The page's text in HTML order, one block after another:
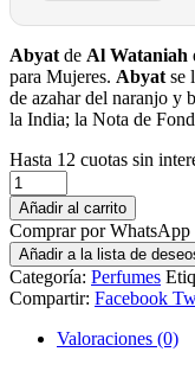
Abyat de Al Wataniah
para Mujeres. Abyat se
de azahar del naranjo y
la India; la Nota de
Hasta 12 cuotas sin
Cantidad
Añadir al carrito
Comprar por WhatsApp
Añadir a la lista de
Categoría: Perfumes
Compartir: Facebook
Valoraciones (0)